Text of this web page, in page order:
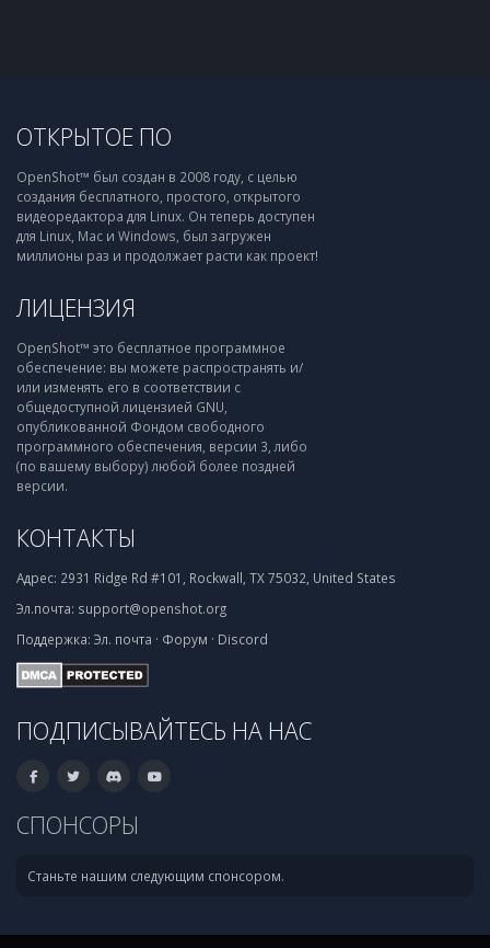
ОТКРЫТОЕ ПО
OpenShot™ был создан в 2008 году, с целью
создания бесплатного, простого, открытого
видеоредактора для Linux. Он теперь доступен
для Linux, Mac и Windows, был загружен
миллионы раз и продолжает расти как проект!
ЛИЦЕНЗИЯ
OpenShot™ это бесплатное программное
обеспечение: вы можете распространять и/
или изменять его в соответствии с
общедоступной лицензией GNU,
опубликованной Фондом свободного
программного обеспечения, версии 3, либо
(по вашему выбору) любой более поздней
версии.
КОНТАКТЫ
Адрес: 2931 Ridge Rd #101, Rockwall, TX 75032, United States
Эл.почта: support@openshot.org
Поддержка: Эл. почта · Форум · Discord
ПОДПИСЫВАЙТЕСЬ НА НАС
СПОНСОРЫ
Станьте нашим следующим спонсором.